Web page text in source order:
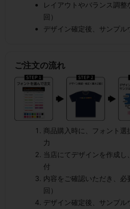
レイアウトやバランス調
回）
デザイン確定後、サンプル
ご注文の流れ
商品購入時に、フォント選
力
当店にてデザインを作成
付
内容をご確認いただき、
回）
デザイン確定後、サンプル